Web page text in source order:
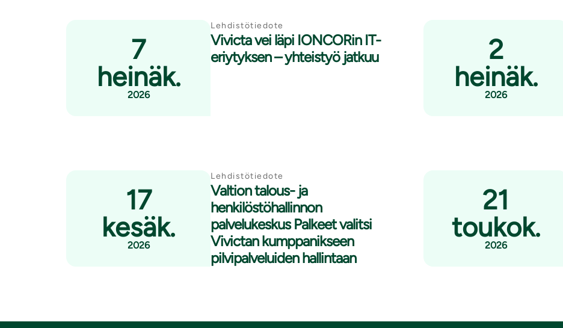
7
heinäk.
2026
Lehdistötiedote
Vivicta vei läpi IONCORin IT-
eriytyksen – yhteistyö jatkuu
2
heinäk.
2026
17
kesäk.
2026
Lehdistötiedote
Valtion talous- ja
henkilöstöhallinnon
palvelukeskus Palkeet valitsi
Vivictan kumppanikseen
pilvipalveluiden hallintaan
21
toukok.
2026